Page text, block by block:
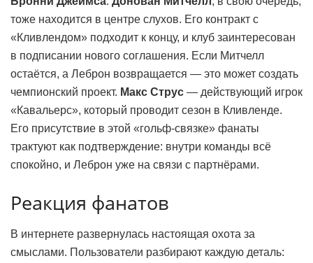
тоже находится в центре слухов. Его контракт с
«Кливлендом» подходит к концу, и клуб заинтересован
в подписании нового соглашения. Если Митчелл
остаётся, а Леброн возвращается — это может создать
чемпионский проект. Макс Струс — действующий игрок
«Кавальерс», который проводит сезон в Кливленде.
Его присутствие в этой «гольф-связке» фанаты
трактуют как подтверждение: внутри команды всё
спокойно, и Леброн уже на связи с партнёрами.
Реакция фанатов
В интернете развернулась настоящая охота за
смыслами. Пользователи разбирают каждую деталь: